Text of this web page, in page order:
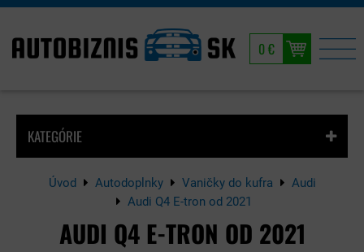
0 €
Úvod Autodoplnky Vaničky do kufra
Audi
Audi Q4 E-tron od 2021
AUDI Q4 E-TRON OD 2021
KATEGÓRIE